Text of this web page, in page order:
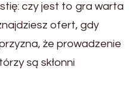
czy jest to gra warta
ofert, gdy
że prowadzenie
są skłonni